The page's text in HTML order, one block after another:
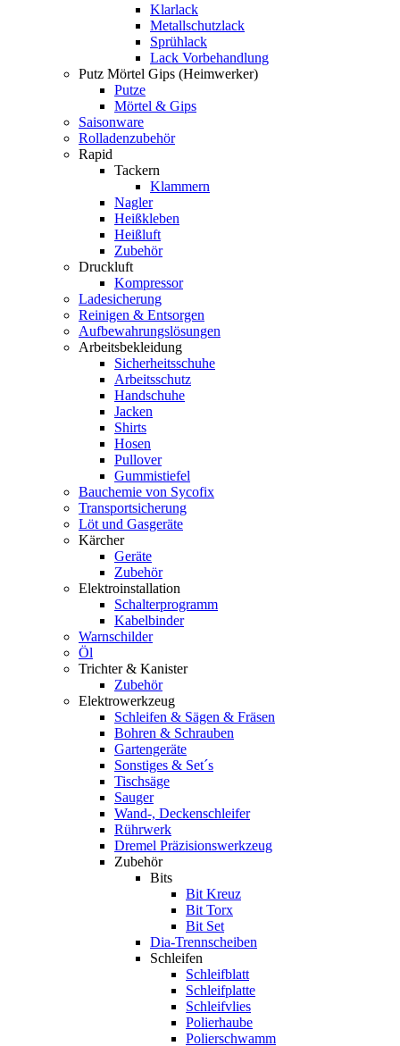
Klarlack
Metallschutzlack
Sprühlack
Lack Vorbehandlung
Putz Mörtel Gips (Heimwerker)
Putze
Mörtel & Gips
Saisonware
Rolladenzubehör
Rapid
Tackern
Klammern
Nagler
Heißkleben
Heißluft
Zubehör
Druckluft
Kompressor
Ladesicherung
Reinigen & Entsorgen
Aufbewahrungslösungen
Arbeitsbekleidung
Sicherheitsschuhe
Arbeitsschutz
Handschuhe
Jacken
Shirts
Hosen
Pullover
Gummistiefel
Bauchemie von Sycofix
Transportsicherung
Löt und Gasgeräte
Kärcher
Geräte
Zubehör
Elektroinstallation
Schalterprogramm
Kabelbinder
Warnschilder
Öl
Trichter & Kanister
Zubehör
Elektrowerkzeug
Schleifen & Sägen & Fräsen
Bohren & Schrauben
Gartengeräte
Sonstiges & Set´s
Tischsäge
Sauger
Wand-, Deckenschleifer
Rührwerk
Dremel Präzisionswerkzeug
Zubehör
Bits
Bit Kreuz
Bit Torx
Bit Set
Dia-Trennscheiben
Schleifen
Schleifblatt
Schleifplatte
Schleifvlies
Polierhaube
Polierschwamm